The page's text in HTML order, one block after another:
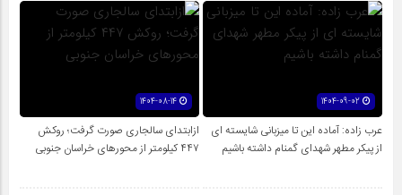
1404-09-02
عرب زاده: آماده این تا میزبانی شایسته ای
از پیکر مطهر شهدای گمنام داشته باشیم
ازابتدای سالجاری صورت گرفت؛ روکش
۴۴۷ کیلومتر از محورهای خراسان جنوبی